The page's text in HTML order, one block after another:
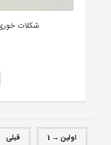
شکلات خوری
اولین → 1 قبلی